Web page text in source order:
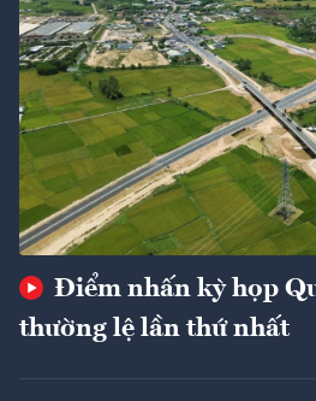
Điểm nhấn kỳ họp
thường lệ lần thứ nhất